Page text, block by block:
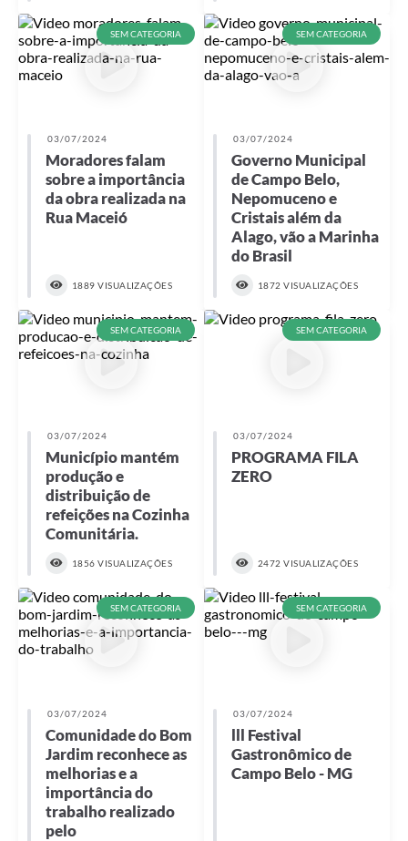
SEM CATEGORIA
03/07/2024
Moradores falam
sobre a importância
da obra realizada na
Rua Maceió
1889 VISUALIZAÇÕES
SEM CATEGORIA
03/07/2024
Governo Municipal
de Campo Belo,
Nepomuceno e
Cristais além da
Alago, vão a Marinha
do Brasil
1872 VISUALIZAÇÕES
SEM CATEGORIA
03/07/2024
Município mantém
produção e
distribuição de
refeições na Cozinha
Comunitária.
1856 VISUALIZAÇÕES
SEM CATEGORIA
03/07/2024
PROGRAMA FILA
ZERO
2472 VISUALIZAÇÕES
SEM CATEGORIA
03/07/2024
Comunidade do Bom
Jardim reconhece as
melhorias e a
importância do
trabalho realizado
pelo
SEM CATEGORIA
03/07/2024
lll Festival
Gastronômico de
Campo Belo - MG